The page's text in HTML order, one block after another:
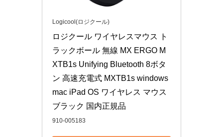
Logicool(ロジクール)
ロジクール ワイヤレスマウス ト
ラックボール 無線 MX ERGO M
XTB1s Unifying Bluetooth 8ボタ
ン 高速充電式 MXTB1s windows
mac iPad OS ワイヤレス マウス
ブラック 国内正規品
910-005183